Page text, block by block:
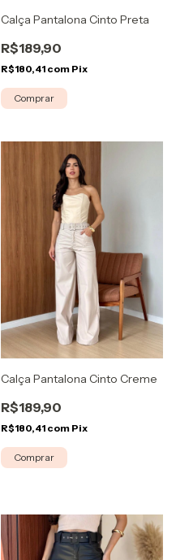
Calça Pantalona Cinto Preta
R$189,90
R$180,41 com Pix
Comprar
Calça Pantalona Cinto Creme
R$189,90
R$180,41 com Pix
Comprar